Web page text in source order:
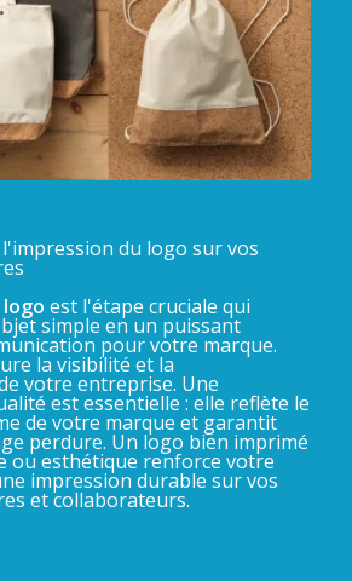
du logo sur vos
est l'étape cruciale qui
simple en un puissant
pour votre marque.
la visibilité et la
votre entreprise. Une
est essentielle : elle reflète le
de votre marque et garantit
perdure. Un logo bien imprimé
ou esthétique renforce votre
impression durable sur vos
et collaborateurs.